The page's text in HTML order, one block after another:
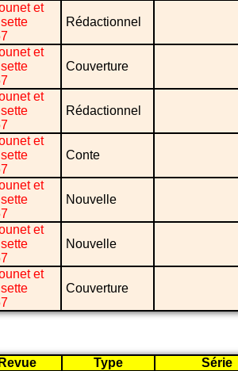
et
Rédactionnel
et
Couverture
et
Rédactionnel
et
Conte
et
Nouvelle
et
Nouvelle
et
Couverture
Revue Type Série